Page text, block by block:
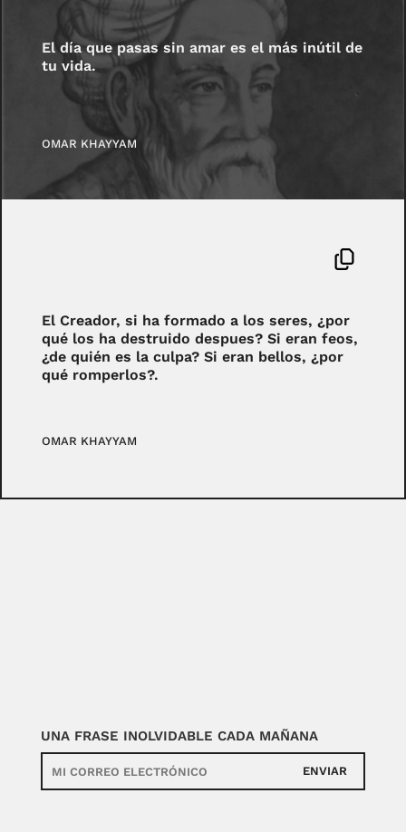
El día que pasas sin amar es el más inútil de
tu vida.
OMAR KHAYYAM
El Creador, si ha formado a los seres, ¿por
qué los ha destruido despues? Si eran feos,
¿de quién es la culpa? Si eran bellos, ¿por
qué romperlos?.
OMAR KHAYYAM
UNA FRASE INOLVIDABLE CADA MAÑANA
ENVIAR